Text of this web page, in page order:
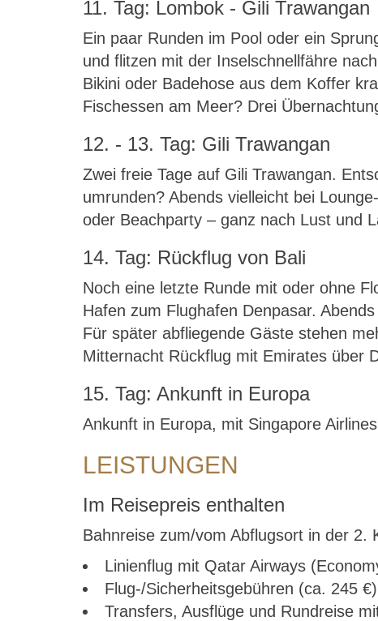
11. Tag: Lombok - Gili Trawangan
Ein paar Runden im Pool oder ein
und flitzen mit der Inselschnellfähre
Bikini oder Badehose aus dem Koffer
Fischessen am Meer? Drei
12. - 13. Tag: Gili Trawangan
Zwei freie Tage auf Gili Trawangan.
umrunden? Abends vielleicht bei
oder Beachparty – ganz nach Lust und
14. Tag: Rückflug von Bali
Noch eine letzte Runde mit oder ohne
Hafen zum Flughafen Denpasar.
Für später abfliegende Gäste stehen
Mitternacht Rückflug mit Emirates über
15. Tag: Ankunft in Europa
Ankunft in Europa, mit Singapore
LEISTUNGEN
Im Reisepreis enthalten
Bahnreise zum/vom Abflugsort in der 2.
Linienflug mit Qatar Airways
Flug-/Sicherheitsgebühren (ca. 245 €)
Transfers, Ausflüge und Rundreise